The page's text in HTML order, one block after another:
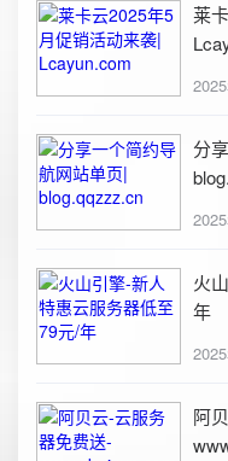
莱
分
火
年
阿